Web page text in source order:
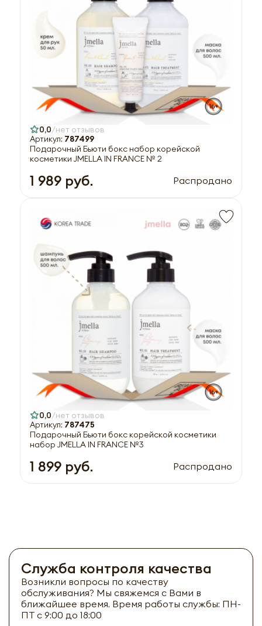
0,0 нет отзывов
Артикул: 787499
Подарочный Бьюти бокс набор корейской
косметики JMELLA IN FRANCE № 2
1 989 руб. Распродано
0,0 нет отзывов
Артикул: 787475
Подарочный Бьюти бокс корейской косметики
набор JMELLA IN FRANCE №3
1 899 руб. Распродано
Служба контроля качества
Возникли вопросы по качеству
обслуживания? Мы свяжемся с Вами в
ближайшее время. Время работы службы: ПН-
ПТ с 9:00 до 18:00